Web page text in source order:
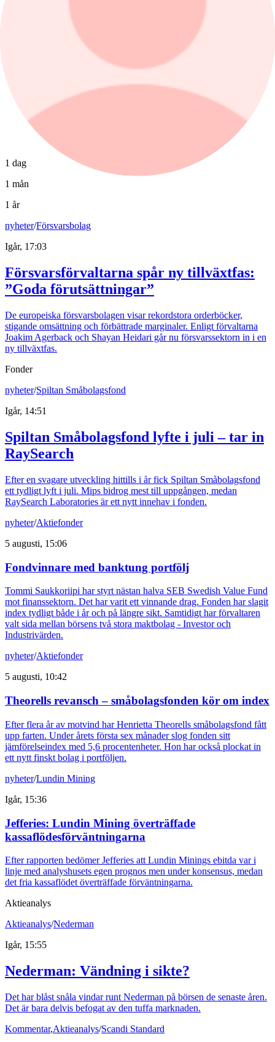
1 dag
1 mån
1 år
nyheter/Försvarsbolag
Igår, 17:03
Försvarsförvaltarna spår ny tillväxtfas:
”Goda förutsättningar”
De europeiska försvarsbolagen visar rekordstora orderböcker,
stigande omsättning och förbättrade marginaler. Enligt förvaltarna
Joakim Agerback och Shayan Heidari går nu försvarssektorn in i en
ny tillväxtfas.
Fonder
nyheter/Spiltan Småbolagsfond
Igår, 14:51
Spiltan Småbolagsfond lyfte i juli – tar in
RaySearch
Efter en svagare utveckling hittills i år fick Spiltan Småbolagsfond
ett tydligt lyft i juli. Mips bidrog mest till uppgången, medan
RaySearch Laboratories är ett nytt innehav i fonden.
nyheter/Aktiefonder
5 augusti, 15:06
Fondvinnare med banktung portfölj
Tommi Saukkoriipi har styrt nästan halva SEB Swedish Value Fund
mot finanssektorn. Det har varit ett vinnande drag. Fonden har slagit
index tydligt både i år och på längre sikt. Samtidigt har förvaltaren
valt sida mellan börsens två stora maktbolag - Investor och
Industrivärden.
nyheter/Aktiefonder
5 augusti, 10:42
Theorells revansch – småbolagsfonden kör om index
Efter flera år av motvind har Henrietta Theorells småbolagsfond fått
upp farten. Under årets första sex månader slog fonden sitt
jämförelseindex med 5,6 procentenheter. Hon har också plockat in
ett nytt finskt bolag i portföljen.
nyheter/Lundin Mining
Igår, 15:36
Jefferies: Lundin Mining överträffade
kassaflödesförväntningarna
Efter rapporten bedömer Jefferies att Lundin Minings ebitda var i
linje med analyshusets egen prognos men under konsensus, medan
det fria kassaflödet överträffade förväntningarna.
Aktieanalys
Aktieanalys/Nederman
Igår, 15:55
Nederman: Vändning i sikte?
Det har blåst snåla vindar runt Nederman på börsen de senaste åren.
Det är bara delvis befogat av den tuffa marknaden.
Kommentar,Aktieanalys/Scandi Standard